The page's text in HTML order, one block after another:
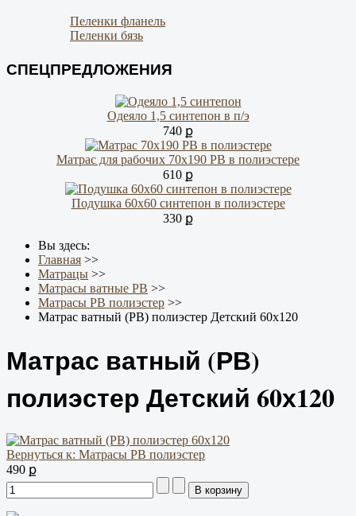
Пеленки фланель
Пеленки бязь
СПЕЦПРЕДЛОЖЕНИЯ
Одеяло 1,5 синтепон в п/э
740 ք
Матрас для рабочих 70х190 РВ в полиэстере
610 ք
Подушка 60х60 синтепон в полиэстере
330 ք
Вы здесь:
Главная >>
Матрацы >>
Матрасы ватные РВ >>
Матрасы РВ полиэстер >>
Матрас ватный (РВ) полиэстер Детский 60х120
Матрас ватный (РВ)
полиэстер Детский 60х120
Вернуться к: Матрасы РВ полиэстер
490 ք